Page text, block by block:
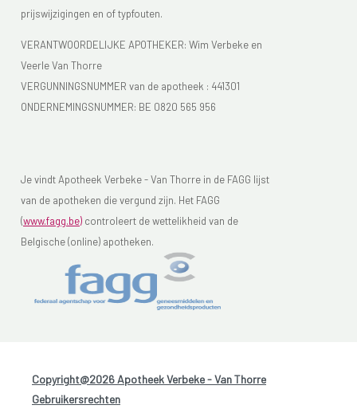
prijswijzigingen en of typfouten.
VERANTWOORDELIJKE APOTHEKER: Wim Verbeke en
Veerle Van Thorre
VERGUNNINGSNUMMER van de apotheek : 441301
ONDERNEMINGSNUMMER: BE 0820 565 956
Je vindt Apotheek Verbeke - Van Thorre in de FAGG lijst
van de apotheken die vergund zijn. Het FAGG
(www.fagg.be) controleert de wettelikheid van de
Belgische (online) apotheken.
Copyright@2026 Apotheek Verbeke - Van Thorre
Gebruikersrechten